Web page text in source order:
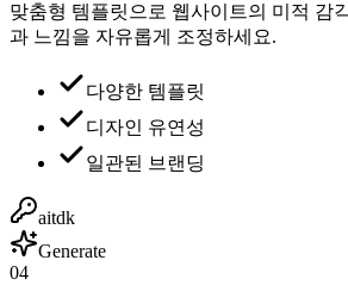
맞춤형 템플릿으로 웹사이트의 미적 감
과 느낌을 자유롭게 조정하세요.
다양한 템플릿
디자인 유연성
일관된 브랜딩
aitdk
Generate
04